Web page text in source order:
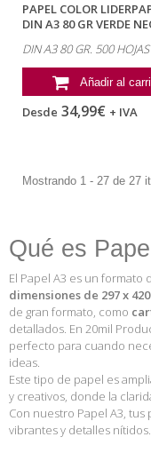
PAPEL COLOR
DIN A3 80 GR VERDE
DIN A3 80 GR. 500 HOJAS
Añadir al
Desde 34,99€ + IVA
Mostrando 1 - 27 de 27
Qué es
El Papel A3 es un formato
dimensiones de 297 x
de gran formato, como
detallados. En 20mil
perfecto para cuando
ideas.
Este tipo de papel es
y creativos, donde la
Con nuestro Papel A3,
vibrantes y detalles nítidos.